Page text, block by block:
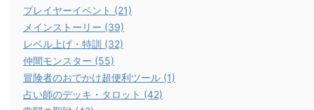
プレイヤーイベント (21)
メインストーリー (39)
レベル上げ・特訓 (32)
仲間モンスター (55)
冒険者のおでかけ超便利ツール (1)
占い師のデッキ・タロット (42)